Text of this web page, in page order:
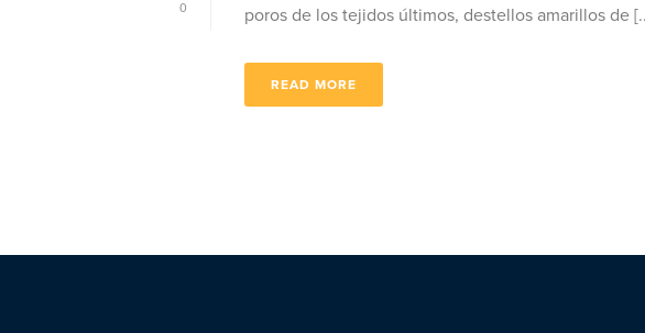
0
poros de los tejidos últimos, destellos amarillos de
READ MORE